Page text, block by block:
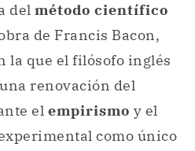
del método científico
de Francis Bacon,
la que el filósofo inglés
renovación del
el empirismo y el
como único